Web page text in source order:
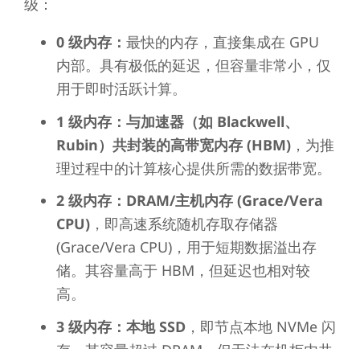
0 级内存： 最快的内存，直接集成在 GPU
内部。具有极低的延迟，但容量非常小，仅
用于即时活跃计算。
1 级内存：与加速器（如 Blackwell、
Rubin）共封装的高带宽内存 (HBM)，为推
理过程中的计算核心提供所需的数据带宽。
2 级内存：DRAM/主机内存 (Grace/Vera
CPU)，即高速系统随机存取存储器
(Grace/Vera CPU)，用于短期数据溢出存
储。其容量高于 HBM，但延迟也相对较
高。
3 级内存：本地 SSD，即节点本地 NVMe 闪